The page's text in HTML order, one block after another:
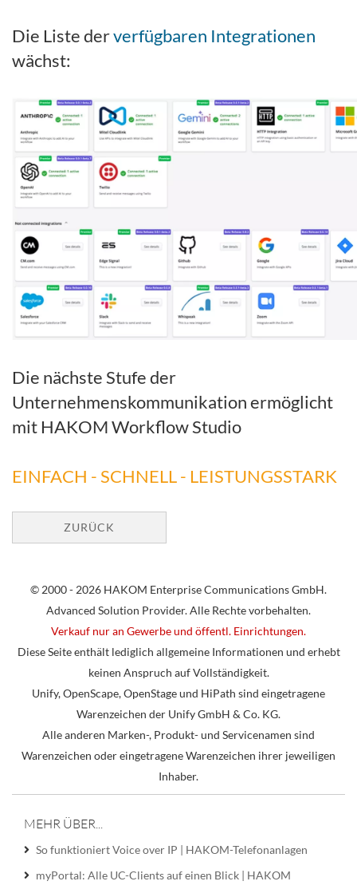
Die Liste derverfügbaren Integrationen
wächst:
Die nächste Stufe der
Unternehmenskommunikation ermöglicht
mit HAKOM Workflow Studio
EINFACH - SCHNELL - LEISTUNGSSTARK
ZURÜCK
© 2000 - 2026 HAKOM Enterprise Communications GmbH.
Advanced Solution Provider. Alle Rechte vorbehalten.
Verkauf nur an Gewerbe und öffentl. Einrichtungen.
Diese Seite enthält lediglich allgemeine Informationen und erhebt
keinen Anspruch auf Vollständigkeit.
Unify, OpenScape, OpenStage und HiPath sind eingetragene
Warenzeichen der Unify GmbH & Co. KG.
Alle anderen Marken-, Produkt- und Servicenamen sind
Warenzeichen oder eingetragene Warenzeichen ihrer jeweiligen
Inhaber.
MEHR ÜBER...
So funktioniert Voice over IP | HAKOM-Telefonanlagen
myPortal: Alle UC-Clients auf einen Blick | HAKOM